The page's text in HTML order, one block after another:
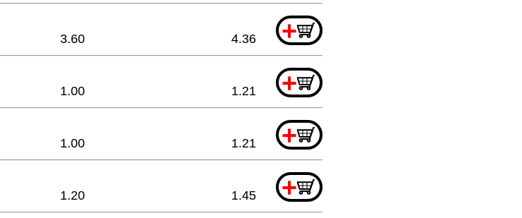
+
3.60 4.36
+
1.00 1.21
+
1.00 1.21
+
1.20 1.45